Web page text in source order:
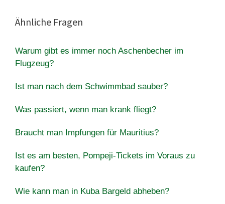
Ähnliche Fragen
Warum gibt es immer noch Aschenbecher im
Flugzeug?
Ist man nach dem Schwimmbad sauber?
Was passiert, wenn man krank fliegt?
Braucht man Impfungen für Mauritius?
Ist es am besten, Pompeji-Tickets im Voraus zu
kaufen?
Wie kann man in Kuba Bargeld abheben?